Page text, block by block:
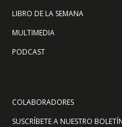
LIBRO DE LA SEMANA
MULTIMEDIA
PODCAST
COLABORADORES
SUSCRÍBETE A NUESTRO